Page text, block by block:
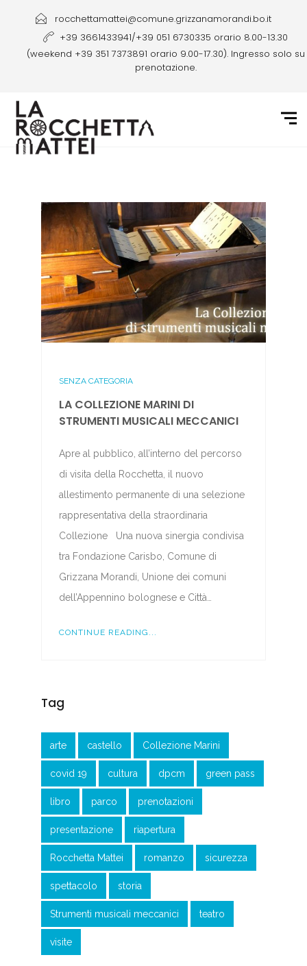
rocchettamattei@comune.grizzanamorandi.bo.it
+39 3661433941/+39 051 6730335 orario 8.00-13.30
(weekend +39 351 7373891 orario 9.00-17.30). Ingresso solo su
prenotazione.
SENZA CATEGORIA
LA COLLEZIONE MARINI DI
STRUMENTI MUSICALI MECCANICI
Apre al pubblico, all’interno del percorso
di visita della Rocchetta, il nuovo
allestimento permanente di una selezione
rappresentativa della straordinaria
Collezione Una nuova sinergia condivisa
tra Fondazione Carisbo, Comune di
Grizzana Morandi, Unione dei comuni
dell’Appennino bolognese e Città…
CONTINUE READING...
Tag
arte castello Collezione Marini
covid 19 cultura dpcm green pass
libro parco prenotazioni
presentazione riapertura
Rocchetta Mattei romanzo sicurezza
spettacolo storia
Strumenti musicali meccanici teatro
visite